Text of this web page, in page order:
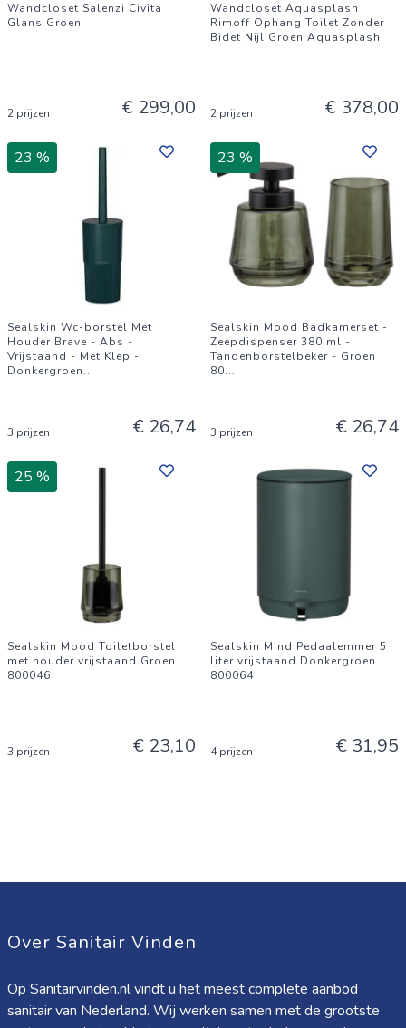
Wandcloset Salenzi Civita
Glans Groen
2 prijzen € 299,00
Wandcloset Aquasplash
Rimoff Ophang Toilet Zonder
Bidet Nijl Groen Aquasplash
2 prijzen € 378,00
23 %
Sealskin Wc-borstel Met
Houder Brave - Abs -
Vrijstaand - Met Klep -
Donkergroen...
3 prijzen € 26,74
23 %
Sealskin Mood Badkamerset -
Zeepdispenser 380 ml -
Tandenborstelbeker - Groen
80...
3 prijzen € 26,74
25 %
Sealskin Mood Toiletborstel
met houder vrijstaand Groen
800046
3 prijzen € 23,10
Sealskin Mind Pedaalemmer 5
liter vrijstaand Donkergroen
800064
4 prijzen € 31,95
Over Sanitair Vinden
Op Sanitairvinden.nl vindt u het meest complete aanbod
sanitair van Nederland. Wij werken samen met de grootste